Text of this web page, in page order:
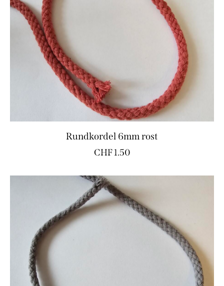
Rundkordel 6mm rost
CHF1.50